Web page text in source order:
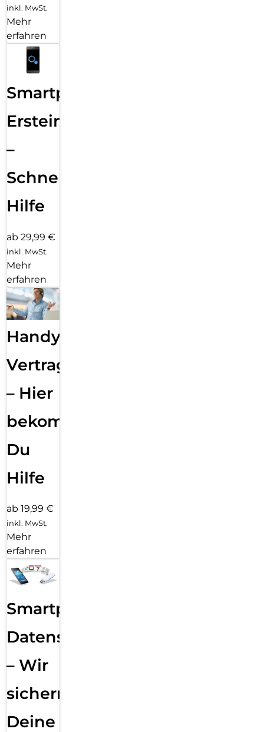
inkl. MwSt.
Mehr
erfahren
Smartphone
Ersteinrichtung
–
Schnelle
Hilfe
ab 29,99 €
inkl. MwSt.
Mehr
erfahren
Handy
Vertragsabwicklung
– Hier
bekommst
Du
Hilfe
ab 19,99 €
inkl. MwSt.
Mehr
erfahren
Smartphone
Datensicherung
– Wir
sichern
Deine